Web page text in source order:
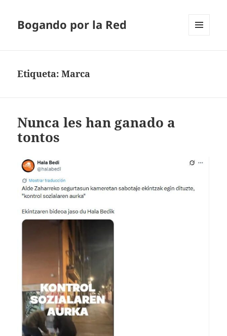
Bogando por la Red
Etiqueta:Marca
Nunca les han ganado a
tontos